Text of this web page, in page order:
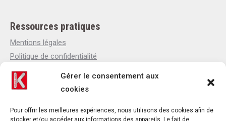
Gérer le consentement aux
cookies
Pour offrir les meilleures expériences, nous utilisons des cookies afin de
stocker et/ou accéder aux informations des appareils. Le fait de
Ressources pratiques
Mentions légales
Politique de confidentialité
Politique de cookies
Qui sommes-nous
Contact